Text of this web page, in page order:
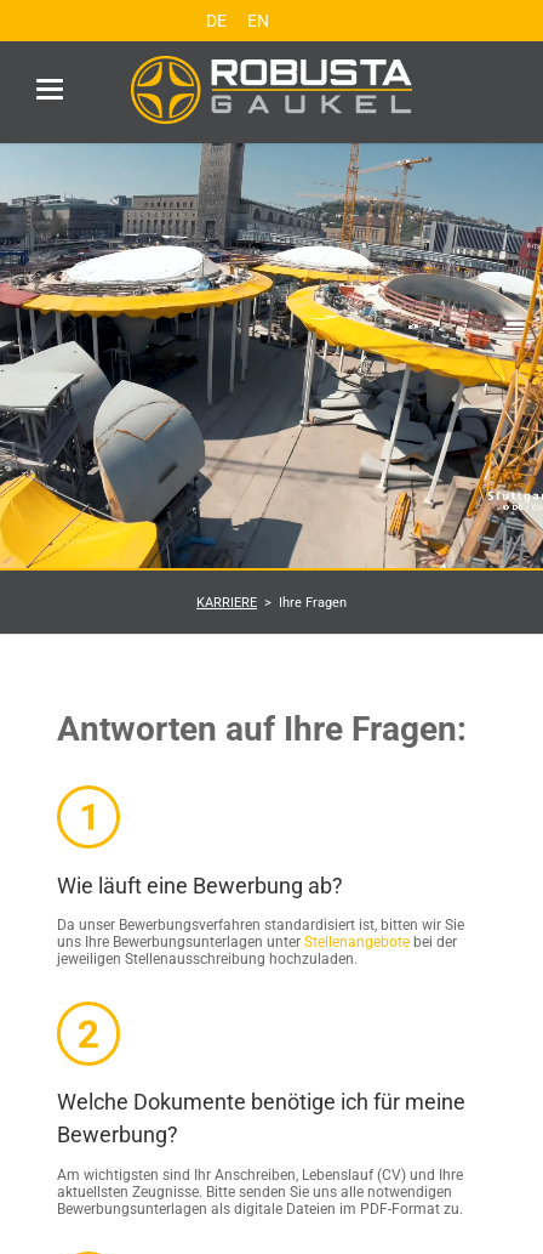
DE EN
KARRIERE Ihre Fragen
Antworten auf Ihre Fragen:
Wie läuft eine Bewerbung ab?
Da unser Bewerbungsverfahren standardisiert ist, bitten wir Sie
uns Ihre Bewerbungsunterlagen unter Stellenangebote bei der
jeweiligen Stellenausschreibung hochzuladen.
Welche Dokumente benötige ich für meine
Bewerbung?
Am wichtigsten sind Ihr Anschreiben, Lebenslauf (CV) und Ihre
aktuellsten Zeugnisse. Bitte senden Sie uns alle notwendigen
Bewerbungsunterlagen als digitale Dateien im PDF-Format zu.